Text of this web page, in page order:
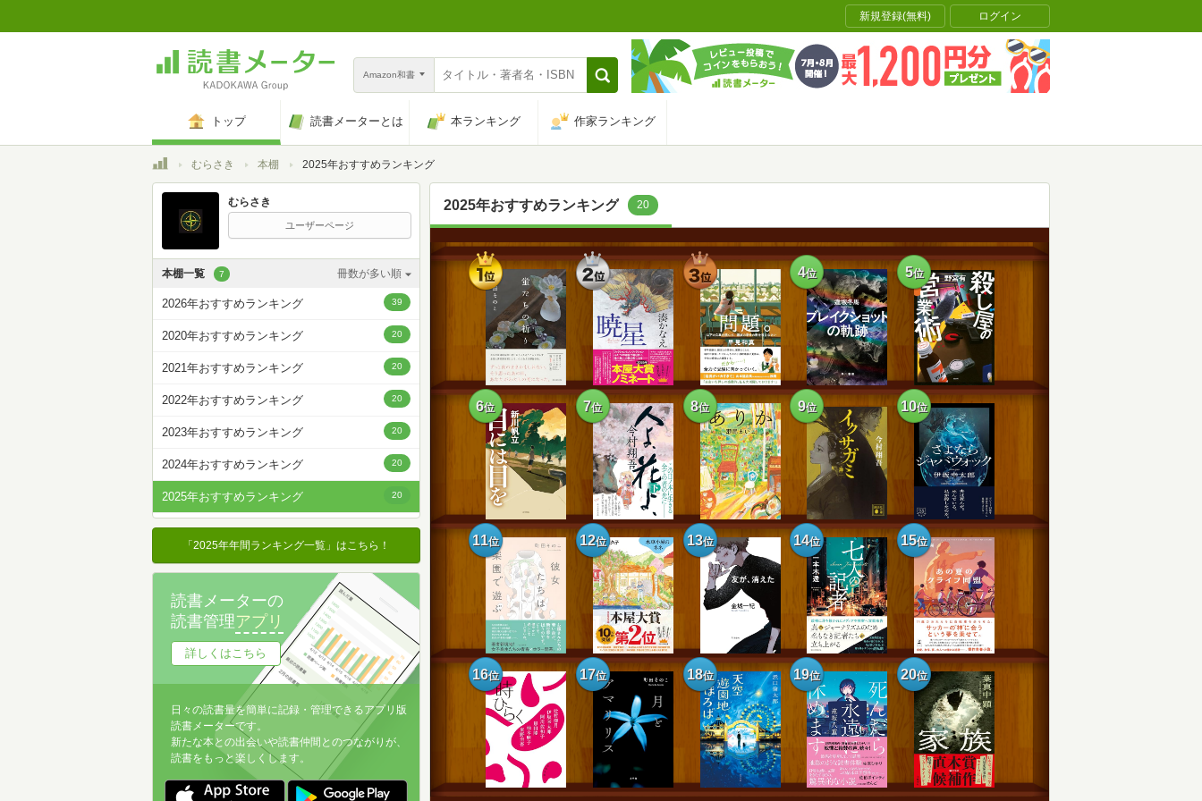
新規登録(無料) ログイン
Amazon和書
トップ 読書メーターとは 本ランキング 作家ランキング
トップむらさき 本棚 2025年おすすめランキング
むらさき
ユーザーページ
本棚一覧 7 冊数が多い順
カスタム順
登録日時が新しい順
登録日時が古い順
冊数が多い順
冊数が少ない順
2026年おすすめランキング 39
2020年おすすめランキング 20
2021年おすすめランキング 20
2022年おすすめランキング 20
2023年おすすめランキング 20
2024年おすすめランキング 20
2025年おすすめランキング 20
「2025年年間ランキング一覧」はこちら！
読書メーターの
読書管理アプリ
詳しくはこちら
日々の読書量を簡単に記録・管理できるアプリ版
読書メーターです。
新たな本との出会いや読書仲間とのつながりが、
読書をもっと楽しくします。
2025年おすすめランキング 20
1 2位 3 4位 5位
6位 7位 8位 9位 10位
11位 12位 13位 14位 15位
16位 17位 18位 19位 20位